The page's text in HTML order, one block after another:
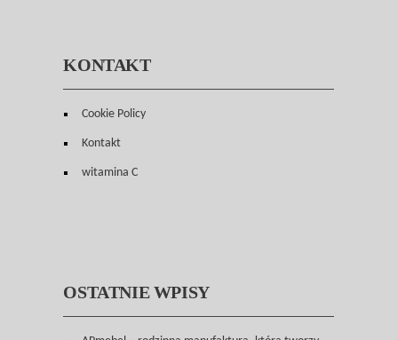
KONTAKT
Cookie Policy
Kontakt
witamina C
OSTATNIE WPISY